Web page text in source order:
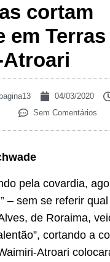
cortam
em Terras
04/03/2020
Sem Comentários
pela covardia,
– sem se referir
de Roraima,
cortando a
Atroari